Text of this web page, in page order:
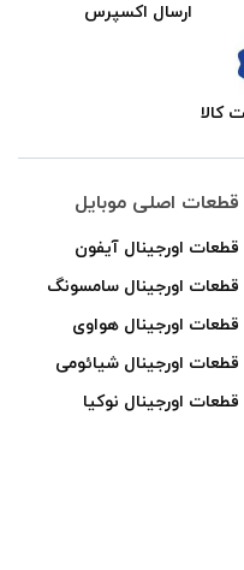
ارسال اکسپرس
کالا
قطعات اصلی موبایل
قطعات اورجینال آیفون
قطعات اورجینال سامسونگ
قطعات اورجینال هواوی
قطعات اورجینال شیائومی
قطعات اورجینال نوکیا